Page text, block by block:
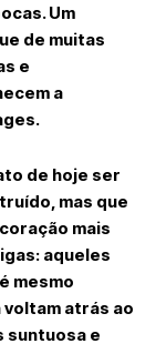
Um
de muitas
e
a
de hoje ser
mas que
mais
aqueles
mesmo
atrás ao
suntuosa e